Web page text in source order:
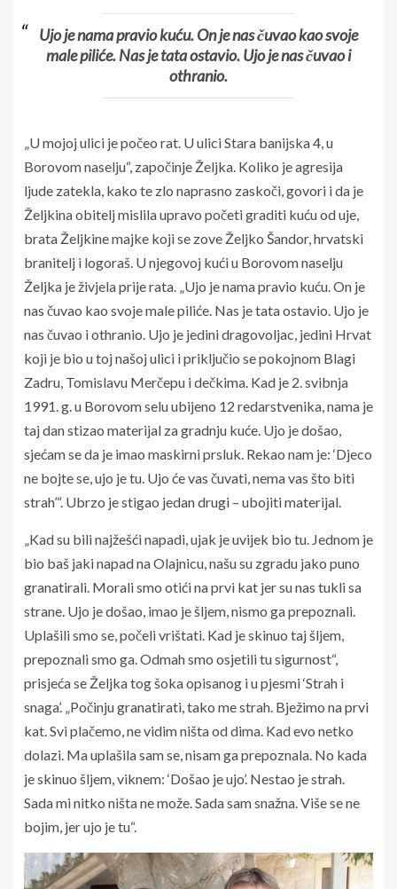
Ujo je nama pravio kuću. On je nas čuvao kao svoje
male piliće. Nas je tata ostavio. Ujo je nas čuvao i
othranio.
„U mojoj ulici je počeo rat. U ulici Stara banijska 4, u
Borovom naselju“, započinje Željka. Koliko je agresija
ljude zatekla, kako te zlo naprasno zaskoči, govori i da je
Željkina obitelj mislila upravo početi graditi kuću od uje,
brata Željkine majke koji se zove Željko Šandor, hrvatski
branitelj i logoraš. U njegovoj kući u Borovom naselju
Željka je živjela prije rata. „Ujo je nama pravio kuću. On je
nas čuvao kao svoje male piliće. Nas je tata ostavio. Ujo je
nas čuvao i othranio. Ujo je jedini dragovoljac, jedini Hrvat
koji je bio u toj našoj ulici i priključio se pokojnom Blagi
Zadru, Tomislavu Merčepu i dečkima. Kad je 2. svibnja
1991. g. u Borovom selu ubijeno 12 redarstvenika, nama je
taj dan stizao materijal za gradnju kuće. Ujo je došao,
sjećam se da je imao maskirni prsluk. Rekao nam je: ‘Djeco
ne bojte se, ujo je tu. Ujo će vas čuvati, nema vas što biti
strah’“. Ubrzo je stigao jedan drugi – ubojiti materijal.
„Kad su bili najžešći napadi, ujak je uvijek bio tu. Jednom je
bio baš jaki napad na Olajnicu, našu su zgradu jako puno
granatirali. Morali smo otići na prvi kat jer su nas tukli sa
strane. Ujo je došao, imao je šljem, nismo ga prepoznali.
Uplašili smo se, počeli vrištati. Kad je skinuo taj šljem,
prepoznali smo ga. Odmah smo osjetili tu sigurnost“,
prisjeća se Željka tog šoka opisanog i u pjesmi ‘Strah i
snaga’. „Počinju granatirati, tako me strah. Bježimo na prvi
kat. Svi plačemo, ne vidim ništa od dima. Kad evo netko
dolazi. Ma uplašila sam se, nisam ga prepoznala. No kada
je skinuo šljem, viknem: ‘Došao je ujo’. Nestao je strah.
Sada mi nitko ništa ne može. Sada sam snažna. Više se ne
bojim, jer ujo je tu“.